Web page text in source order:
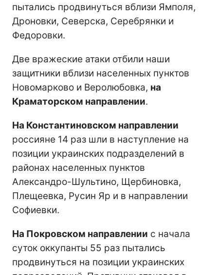
пытались продвинуться вблизи Ямполя,
Дроновки, Северска, Серебрянки и
Федоровки.
Две вражеские атаки отбили наши
защитники вблизи населенных пунктов
Новомарково и Веролюбовка, на
Краматорском направлении.
На Константиновском направлении
россияне 14 раз шли в наступление на
позиции украинских подразделений в
районах населенных пунктов
Александро-Шультино, Щербиновка,
Плещеевка, Русин Яр и в направлении
Софиевки.
На Покровском направлении с начала
суток оккупанты 55 раз пытались
продвинуться на позиции украинских